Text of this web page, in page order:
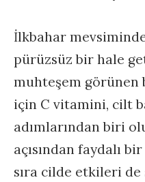
İlkbahar
pürüzsüz bir hale
muhteşem
için C vitamini, cilt
adımlarından biri
açısından faydalı
sıra cilde etkileri de